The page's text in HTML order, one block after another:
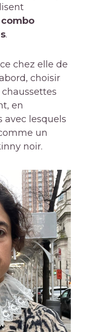
combo
.
chez elle de
choisir
en
avec lesquels
un
noir.